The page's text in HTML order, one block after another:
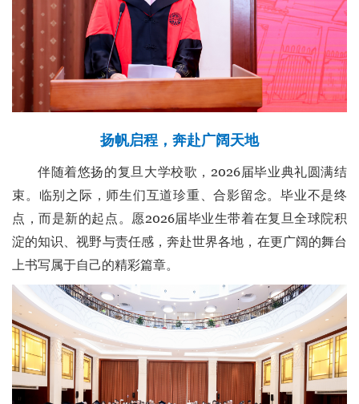
扬帆启程，奔赴广阔天地
伴随着悠扬的复旦大学校歌，2026届毕业典礼圆满结
束。临别之际，师生们互道珍重、合影留念。毕业不是终
点，而是新的起点。愿2026届毕业生带着在复旦全球院积
淀的知识、视野与责任感，奔赴世界各地，在更广阔的舞台
上书写属于自己的精彩篇章。